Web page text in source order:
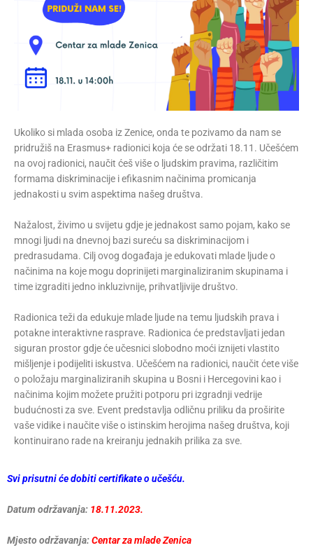
Ukoliko si mlada osoba iz Zenice, onda te pozivamo da nam se
pridružiš na Erasmus+ radionici koja će se održati 18.11. Učešćem
na ovoj radionici, naučit ćeš više o ljudskim pravima, različitim
formama diskriminacije i efikasnim načinima promicanja
jednakosti u svim aspektima našeg društva.
Nažalost, živimo u svijetu gdje je jednakost samo pojam, kako se
mnogi ljudi na dnevnoj bazi sureću sa diskriminacijom i
predrasudama. Cilj ovog događaja je edukovati mlade ljude o
načinima na koje mogu doprinijeti marginaliziranim skupinama i
time izgraditi jedno inkluzivnije, prihvatljivije društvo.
Radionica teži da edukuje mlade ljude na temu ljudskih prava i
potakne interaktivne rasprave. Radionica će predstavljati jedan
siguran prostor gdje će učesnici slobodno moći iznijeti vlastito
mišljenje i podijeliti iskustva. Učešćem na radionici, naučit ćete više
o položaju marginaliziranih skupina u Bosni i Hercegovini kao i
načinima kojim možete pružiti potporu pri izgradnji vedrije
budućnosti za sve. Event predstavlja odličnu priliku da proširite
vaše vidike i naučite više o istinskim herojima našeg društva, koji
kontinuirano rade na kreiranju jednakih prilika za sve.
Svi prisutni će dobiti certifikate o učešću.
Datum održavanja: 18.11.2023.
Mjesto održavanja:Centar za mlade Zenica